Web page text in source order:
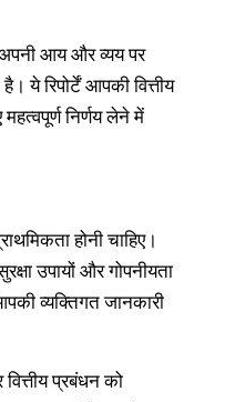
आय और व्यय पर
ये रिपोर्टें आपकी वित्तीय
निर्णय लेने में
होनी चाहिए।
उपायों और गोपनीयता
व्यक्तिगत जानकारी
प्रबंधन को